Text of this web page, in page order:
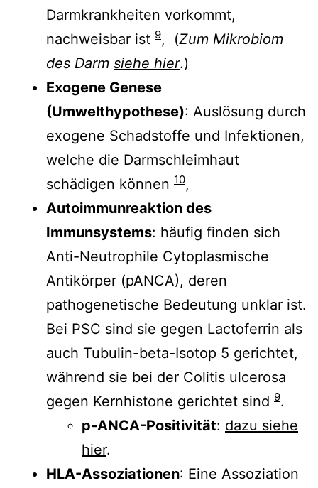
Darmkrankheiten vorkommt,
nachweisbar ist 9, (Zum Mikrobiom
des Darm siehe hier.)
Exogene Genese
(Umwelthypothese): Auslösung durch
exogene Schadstoffe und Infektionen,
welche die Darmschleimhaut
schädigen können 10,
Autoimmunreaktion des
Immunsystems: häufig finden sich
Anti-Neutrophile Cytoplasmische
Antikörper (pANCA), deren
pathogenetische Bedeutung unklar ist.
Bei PSC sind sie gegen Lactoferrin als
auch Tubulin-beta-Isotop 5 gerichtet,
während sie bei der Colitis ulcerosa
gegen Kernhistone gerichtet sind 9.
p-ANCA-Positivität: dazu siehe
hier.
HLA-Assoziationen: Eine Assoziation